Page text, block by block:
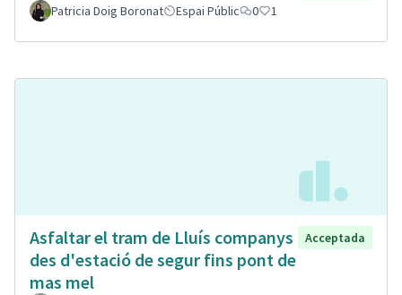
Patricia Doig Boronat
Espai Públic 0 1
Asfaltar el tram de Lluís companys
des d'estació de segur fins pont de
mas mel
Acceptada